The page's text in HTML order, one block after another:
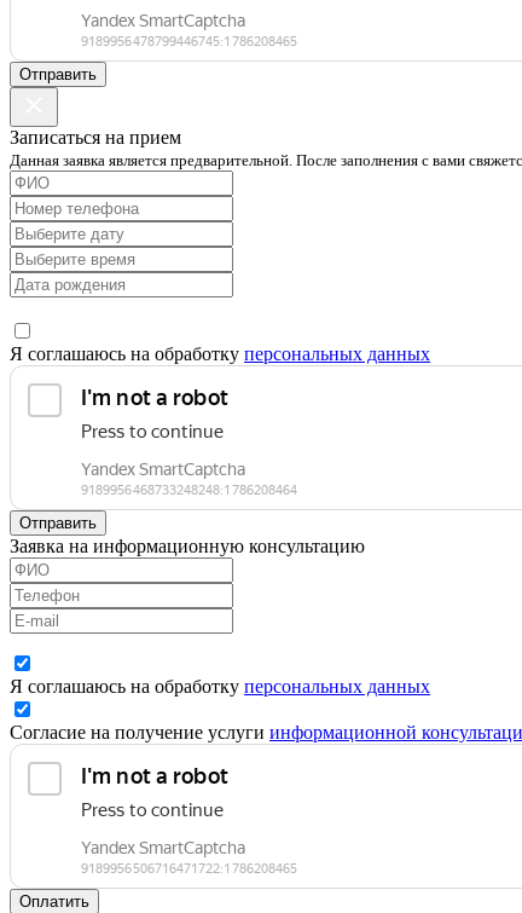
Отправить
Записаться на прием
Данная заявка является предварительной. После заполнения с вами
Я соглашаюсь на обработку персональных данных
Отправить
Заявка на информационную консультацию
Я соглашаюсь на обработку персональных данных
Согласие на получение услуги информационной
Оплатить